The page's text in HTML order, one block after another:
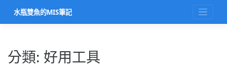
水瓶雙魚的MIS筆記
分類: 好用工具